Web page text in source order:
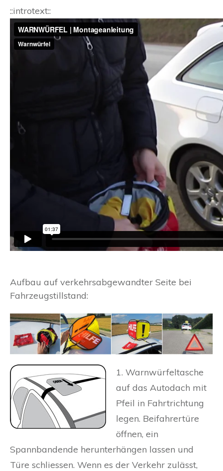
::introtext::
Aufbau auf verkehrsabgewandter Seite bei
Fahrzeugstillstand:
1. Warnwürfeltasche
auf das Autodach mit
Pfeil in Fahrtrichtung
legen. Beifahrertüre
öffnen, ein
Spannbandende herunterhängen lassen und
Türe schliessen. Wenn es der Verkehr zulässt,